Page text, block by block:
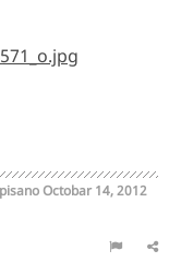
Octobar 14, 2012